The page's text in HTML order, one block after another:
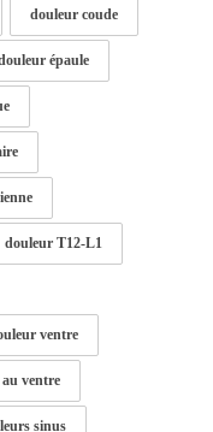
douleur coude
épaule
douleur T12-L1
ventre
ventre
sinus